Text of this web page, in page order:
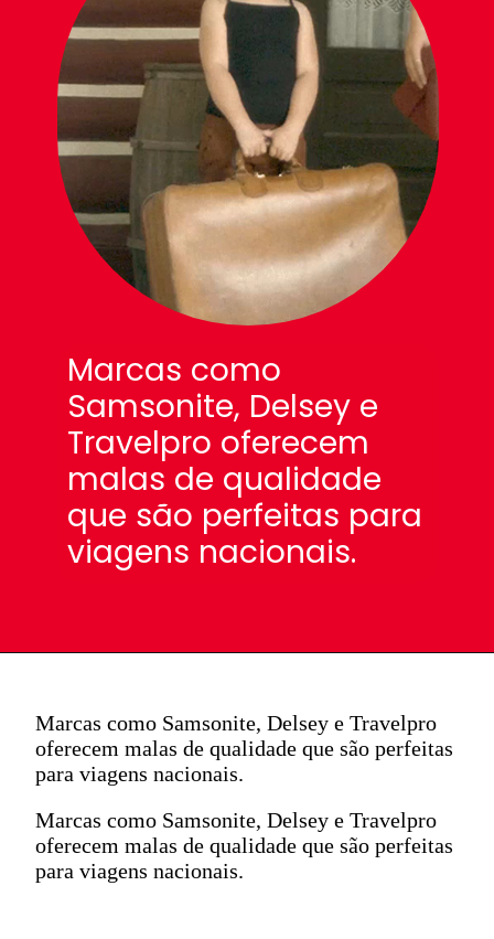
Marcas como
Samsonite, Delsey e
Travelpro oferecem
malas de qualidade
que são perfeitas para
viagens nacionais.
Marcas como Samsonite, Delsey e Travelpro
oferecem malas de qualidade que são perfeitas
para viagens nacionais.
Marcas como Samsonite, Delsey e Travelpro
oferecem malas de qualidade que são perfeitas
para viagens nacionais.